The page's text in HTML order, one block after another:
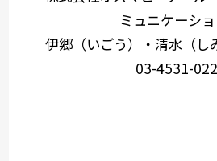
ミュニケーシ
伊郷（いごう）・清水（
03-4531-